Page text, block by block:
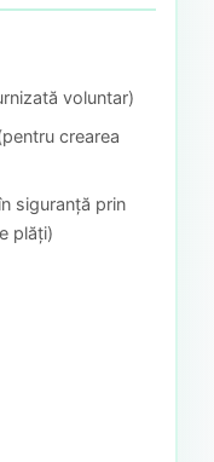
voluntar)
crearea
siguranță prin
plăți)